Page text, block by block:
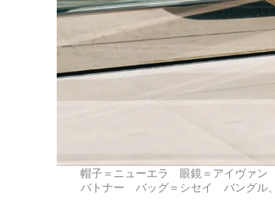
帽子＝ニューエラ 眼鏡＝アイヴァ
バトナー バッグ＝シセイ バングル